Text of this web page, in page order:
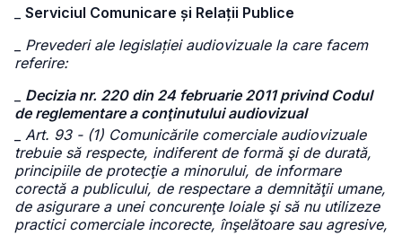
Serviciul Comunicare și Relații Publice
Prevederi ale legislației audiovizuale la care facem
referire:
Decizia nr. 220 din 24 februarie 2011 privind Codul
de reglementare a conţinutului audiovizual
Art. 93 - (1) Comunicările comerciale audiovizuale
trebuie să respecte, indiferent de formă şi de durată,
principiile de protecţie a minorului, de informare
corectă a publicului, de respectare a demnităţii umane,
de asigurare a unei concurenţe loiale şi să nu utilizeze
practici comerciale incorecte, înşelătoare sau agresive,